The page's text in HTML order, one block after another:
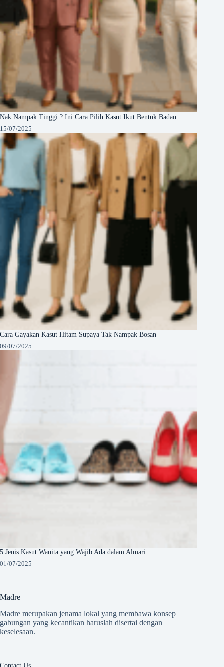
Nak Nampak Tinggi ? Ini Cara Pilih Kasut Ikut Bentuk Badan
15/07/2025
Cara Gayakan Kasut Hitam Supaya Tak Nampak Bosan
09/07/2025
5 Jenis Kasut Wanita yang Wajib Ada dalam Almari
01/07/2025
Madre
Madre merupakan jenama lokal yang membawa konsep
gabungan yang kecantikan haruslah disertai dengan
keselesaan.